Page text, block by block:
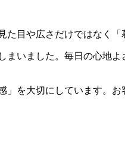
目や広さだけではなく
いました。毎日の心地
を大切にしています。